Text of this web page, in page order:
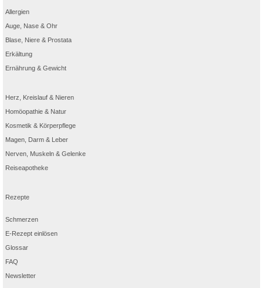
Allergien
Auge, Nase & Ohr
Blase, Niere & Prostata
Erkältung
Ernährung & Gewicht
Herz, Kreislauf & Nieren
Homöopathie & Natur
Kosmetik & Körperpflege
Magen, Darm & Leber
Nerven, Muskeln & Gelenke
Reiseapotheke
Rezepte
Schmerzen
E-Rezept einlösen
Glossar
FAQ
Newsletter